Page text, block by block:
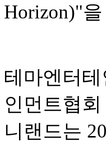
Horizon)"
테마엔터
인먼트협
니랜드는